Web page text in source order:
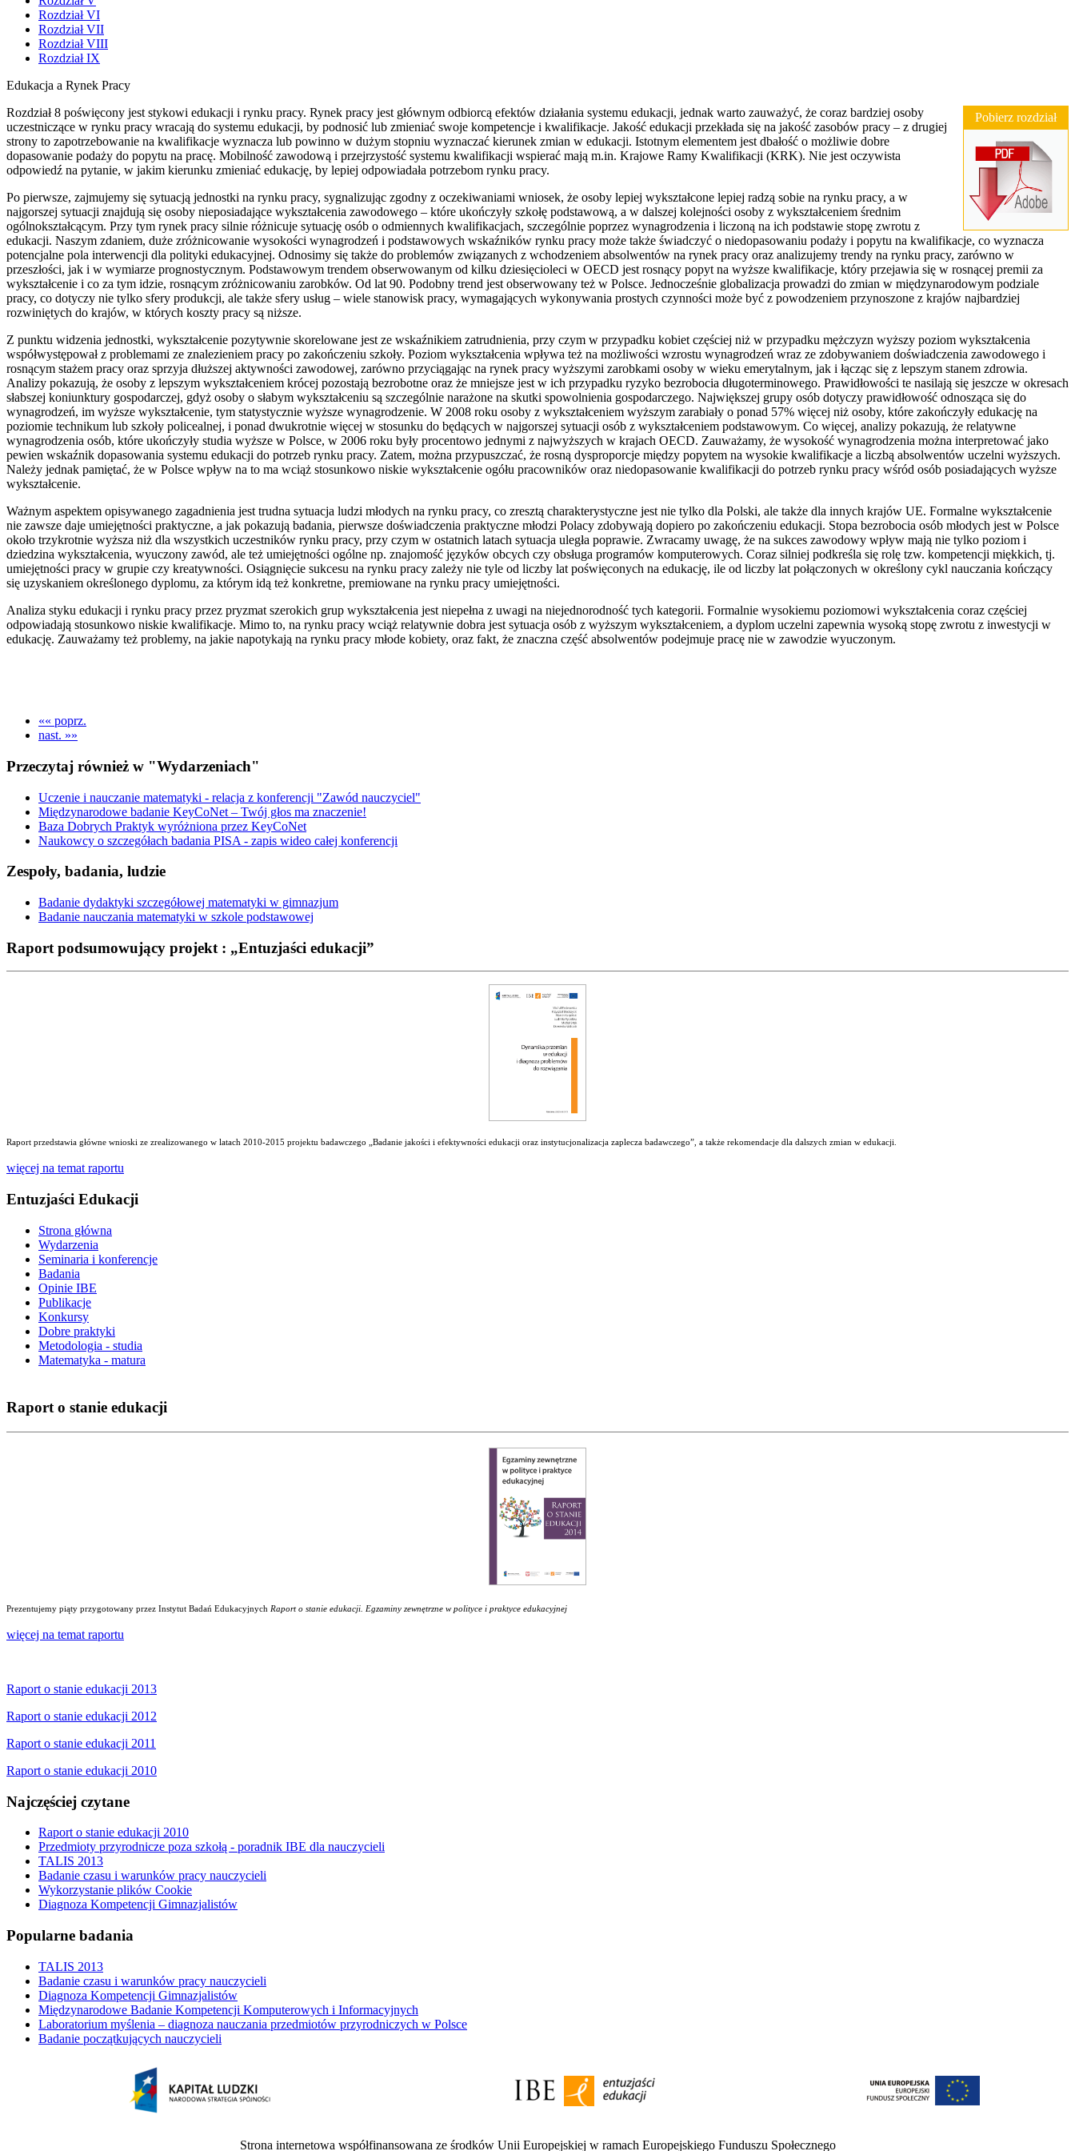
Rozdział VI
Rozdział VII
Rozdział VIII
Rozdział IX
Edukacja a Rynek Pracy
Pobierz rozdział
Rozdział 8 poświęcony jest stykowi edukacji i rynku pracy. Rynek pracy jest głównym odbiorcą efektów działania systemu edukacji, jednak warto zauważyć, że coraz bardziej osoby
uczestniczące w rynku pracy wracają do systemu edukacji, by podnosić lub zmieniać swoje kompetencje i kwalifikacje. Jakość edukacji przekłada się na jakość zasobów pracy – z drugiej
strony to zapotrzebowanie na kwalifikacje wyznacza lub powinno w dużym stopniu wyznaczać kierunek zmian w edukacji. Istotnym elementem jest dbałość o możliwie dobre
dopasowanie podaży do popytu na pracę. Mobilność zawodową i przejrzystość systemu kwalifikacji wspierać mają m.in. Krajowe Ramy Kwalifikacji (KRK). Nie jest oczywista
odpowiedź na pytanie, w jakim kierunku zmieniać edukację, by lepiej odpowiadała potrzebom rynku pracy.
Po pierwsze, zajmujemy się sytuacją jednostki na rynku pracy, sygnalizując zgodny z oczekiwaniami wniosek, że osoby lepiej wykształcone lepiej radzą sobie na rynku pracy, a w
najgorszej sytuacji znajdują się osoby nieposiadające wykształcenia zawodowego – które ukończyły szkołę podstawową, a w dalszej kolejności osoby z wykształceniem średnim
ogólnokształcącym. Przy tym rynek pracy silnie różnicuje sytuację osób o odmiennych kwalifikacjach, szczególnie poprzez wynagrodzenia i liczoną na ich podstawie stopę zwrotu z
edukacji. Naszym zdaniem, duże zróżnicowanie wysokości wynagrodzeń i podstawowych wskaźników rynku pracy może także świadczyć o niedopasowaniu podaży i popytu na kwalifikacje, co wyznacza
potencjalne pola interwencji dla polityki edukacyjnej. Odnosimy się także do problemów związanych z wchodzeniem absolwentów na rynek pracy oraz analizujemy trendy na rynku pracy, zarówno w
przeszłości, jak i w wymiarze prognostycznym. Podstawowym trendem obserwowanym od kilku dziesięcioleci w OECD jest rosnący popyt na wyższe kwalifikacje, który przejawia się w rosnącej premii za
wykształcenie i co za tym idzie, rosnącym zróżnicowaniu zarobków. Od lat 90. Podobny trend jest obserwowany też w Polsce. Jednocześnie globalizacja prowadzi do zmian w międzynarodowym podziale
pracy, co dotyczy nie tylko sfery produkcji, ale także sfery usług – wiele stanowisk pracy, wymagających wykonywania prostych czynności może być z powodzeniem przynoszone z krajów najbardziej
rozwiniętych do krajów, w których koszty pracy są niższe.
Z punktu widzenia jednostki, wykształcenie pozytywnie skorelowane jest ze wskaźnikiem zatrudnienia, przy czym w przypadku kobiet częściej niż w przypadku mężczyzn wyższy poziom wykształcenia
współwystępował z problemami ze znalezieniem pracy po zakończeniu szkoły. Poziom wykształcenia wpływa też na możliwości wzrostu wynagrodzeń wraz ze zdobywaniem doświadczenia zawodowego i
rosnącym stażem pracy oraz sprzyja dłuższej aktywności zawodowej, zarówno przyciągając na rynek pracy wyższymi zarobkami osoby w wieku emerytalnym, jak i łącząc się z lepszym stanem zdrowia.
Analizy pokazują, że osoby z lepszym wykształceniem krócej pozostają bezrobotne oraz że mniejsze jest w ich przypadku ryzyko bezrobocia długoterminowego. Prawidłowości te nasilają się jeszcze w okresach
słabszej koniunktury gospodarczej, gdyż osoby o słabym wykształceniu są szczególnie narażone na skutki spowolnienia gospodarczego. Największej grupy osób dotyczy prawidłowość odnosząca się do
wynagrodzeń, im wyższe wykształcenie, tym statystycznie wyższe wynagrodzenie. W 2008 roku osoby z wykształceniem wyższym zarabiały o ponad 57% więcej niż osoby, które zakończyły edukację na
poziomie technikum lub szkoły policealnej, i ponad dwukrotnie więcej w stosunku do będących w najgorszej sytuacji osób z wykształceniem podstawowym. Co więcej, analizy pokazują, że relatywne
wynagrodzenia osób, które ukończyły studia wyższe w Polsce, w 2006 roku były procentowo jednymi z najwyższych w krajach OECD. Zauważamy, że wysokość wynagrodzenia można interpretować jako
pewien wskaźnik dopasowania systemu edukacji do potrzeb rynku pracy. Zatem, można przypuszczać, że rosną dysproporcje między popytem na wysokie kwalifikacje a liczbą absolwentów uczelni wyższych.
Należy jednak pamiętać, że w Polsce wpływ na to ma wciąż stosunkowo niskie wykształcenie ogółu pracowników oraz niedopasowanie kwalifikacji do potrzeb rynku pracy wśród osób posiadających wyższe
wykształcenie.
Ważnym aspektem opisywanego zagadnienia jest trudna sytuacja ludzi młodych na rynku pracy, co zresztą charakterystyczne jest nie tylko dla Polski, ale także dla innych krajów UE. Formalne wykształcenie
nie zawsze daje umiejętności praktyczne, a jak pokazują badania, pierwsze doświadczenia praktyczne młodzi Polacy zdobywają dopiero po zakończeniu edukacji. Stopa bezrobocia osób młodych jest w Polsce
około trzykrotnie wyższa niż dla wszystkich uczestników rynku pracy, przy czym w ostatnich latach sytuacja uległa poprawie. Zwracamy uwagę, że na sukces zawodowy wpływ mają nie tylko poziom i
dziedzina wykształcenia, wyuczony zawód, ale też umiejętności ogólne np. znajomość języków obcych czy obsługa programów komputerowych. Coraz silniej podkreśla się rolę tzw. kompetencji miękkich, tj.
umiejętności pracy w grupie czy kreatywności. Osiągnięcie sukcesu na rynku pracy zależy nie tyle od liczby lat poświęconych na edukację, ile od liczby lat połączonych w określony cykl nauczania kończący
się uzyskaniem określonego dyplomu, za którym idą też konkretne, premiowane na rynku pracy umiejętności.
Analiza styku edukacji i rynku pracy przez pryzmat szerokich grup wykształcenia jest niepełna z uwagi na niejednorodność tych kategorii. Formalnie wysokiemu poziomowi wykształcenia coraz częściej
odpowiadają stosunkowo niskie kwalifikacje. Mimo to, na rynku pracy wciąż relatywnie dobra jest sytuacja osób z wyższym wykształceniem, a dyplom uczelni zapewnia wysoką stopę zwrotu z inwestycji w
edukację. Zauważamy też problemy, na jakie napotykają na rynku pracy młode kobiety, oraz fakt, że znaczna część absolwentów podejmuje pracę nie w zawodzie wyuczonym.
«« poprz.
nast. »»
Przeczytaj również w "Wydarzeniach"
Uczenie i nauczanie matematyki - relacja z konferencji "Zawód nauczyciel"
Międzynarodowe badanie KeyCoNet – Twój głos ma znaczenie!
Baza Dobrych Praktyk wyróżniona przez KeyCoNet
Naukowcy o szczegółach badania PISA - zapis wideo całej konferencji
Zespoły, badania, ludzie
Badanie dydaktyki szczegółowej matematyki w gimnazjum
Badanie nauczania matematyki w szkole podstawowej
Raport podsumowujący projekt : „Entuzjaści edukacji”
Raport przedstawia główne wnioski ze zrealizowanego w latach 2010-2015 projektu badawczego „Badanie jakości i efektywności edukacji oraz instytucjonalizacja zaplecza badawczego”, a także rekomendacje dla dalszych zmian w edukacji.
więcej na temat raportu
Entuzjaści Edukacji
Strona główna
Wydarzenia
Seminaria i konferencje
Badania
Opinie IBE
Publikacje
Konkursy
Dobre praktyki
Metodologia - studia
Matematyka - matura
Raport o stanie edukacji
Prezentujemy piąty przygotowany przez Instytut Badań Edukacyjnych Raport o stanie edukacji. Egzaminy zewnętrzne w polityce i praktyce edukacyjnej
więcej na temat raportu
Raport o stanie edukacji 2013
Raport o stanie edukacji 2012
Raport o stanie edukacji 2011
Raport o stanie edukacji 2010
Najczęściej czytane
Raport o stanie edukacji 2010
Przedmioty przyrodnicze poza szkołą - poradnik IBE dla nauczycieli
TALIS 2013
Badanie czasu i warunków pracy nauczycieli
Wykorzystanie plików Cookie
Diagnoza Kompetencji Gimnazjalistów
Popularne badania
TALIS 2013
Badanie czasu i warunków pracy nauczycieli
Diagnoza Kompetencji Gimnazjalistów
Międzynarodowe Badanie Kompetencji Komputerowych i Informacyjnych
Laboratorium myślenia – diagnoza nauczania przedmiotów przyrodniczych w Polsce
Badanie początkujących nauczycieli
Strona internetowa współfinansowana ze środków Unii Europejskiej w ramach Europejskiego Funduszu Społecznego